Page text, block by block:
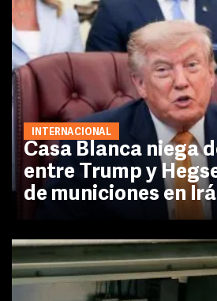
INTERNACIONAL
Casa Blanca niega
entre Trump y
de municiones en